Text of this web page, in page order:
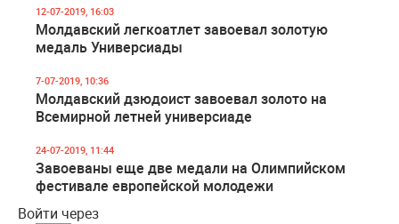
12-07-2019, 16:03
Молдавский легкоатлет завоевал золотую
медаль Универсиады
7-07-2019, 10:36
Молдавский дзюдоист завоевал золото на
Всемирной летней универсиаде
24-07-2019, 11:44
Завоеваны еще две медали на Олимпийском
фестивале европейской молодежи
Войти через